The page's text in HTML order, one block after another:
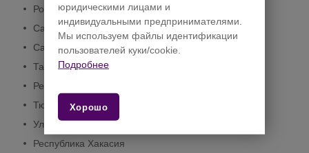
Ростовская область
Самарская область
Саратовская область
Тамбовская область
Республика Татарстан
Тюменская область
Ульяновская область
Республика Хакасия
юридическими лицами и
индивидуальными предпринимателями.
Мы используем файлы идентификации
пользователей куки/cookie.
Подробнее
Хорошо